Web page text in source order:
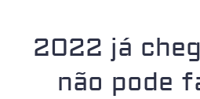
2022 já
não pode